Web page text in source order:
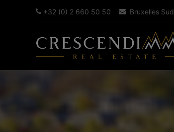
+32 (0) 2 660 50 50 Bruxelles Sud